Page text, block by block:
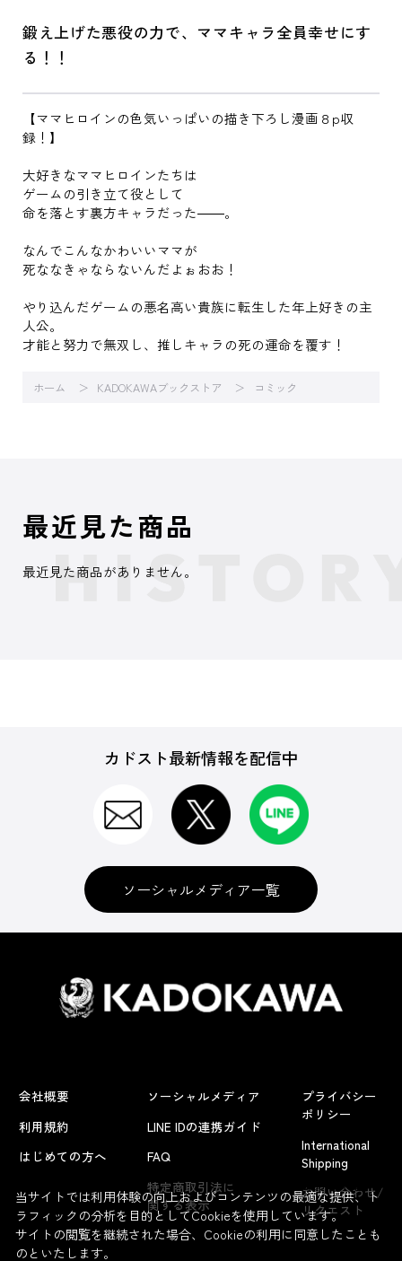
鍛え上げた悪役の力で、ママキャラ全員幸せにす
る！！
【ママヒロインの色気いっぱいの描き下ろし漫画８p収
録！】
大好きなママヒロインたちは
ゲームの引き立て役として
命を落とす裏方キャラだった――。
なんでこんなかわいいママが
死ななきゃならないんだよぉおお！
やり込んだゲームの悪名高い貴族に転生した年上好きの主
人公。
才能と努力で無双し、推しキャラの死の運命を覆す！
ホーム KADOKAWAブックストア コミック
よくあるお問い合わせ
最近見た商品
最近見た商品がありません。
カドスト最新情報を配信中
ソーシャルメディア一覧
会社概要
利用規約
はじめての方へ
ソーシャルメディア
LINE IDの連携ガイド
FAQ
特定商取引法に
関する表示
プライバシー
ポリシー
International
Shipping
お問い合わせ/
リクエスト
当サイトでは利用体験の向上およびコンテンツの最適な提供、ト
ラフィックの分析を目的としてCookieを使用しています。
サイトの閲覧を継続された場合、Cookieの利用に同意したことも
のといたします。